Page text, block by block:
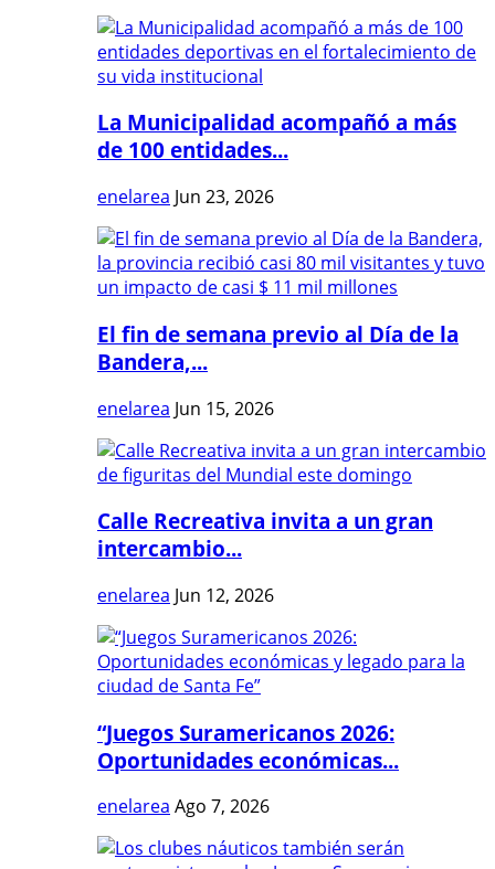
La Municipalidad acompañó a más
de 100 entidades...
enelarea Jun 23, 2026
El fin de semana previo al Día de la
Bandera,...
enelarea Jun 15, 2026
Calle Recreativa invita a un gran
intercambio...
enelarea Jun 12, 2026
“Juegos Suramericanos 2026:
Oportunidades económicas...
enelarea Ago 7, 2026